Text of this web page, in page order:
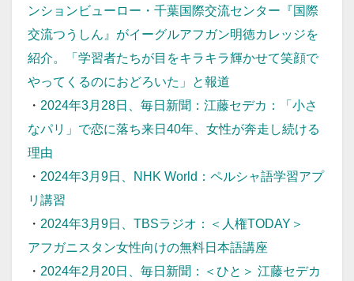
ンションビューロー・千葉国際交流センター『国際
交流つうしん』がイーグルアフガン明徳カレッジを
紹介。「学習者たちが目をキラキラ輝かせて笑顔で
やってくるのにおどろいた」と報道
・ 2024年3月28日、毎日新聞：江藤セデカ：「小さ
なパリ」で恋に落ち来日40年、女性が奔走し続ける
理由
・ 2024年3月9日、NHK World：ペルシャ語学習アプ
リ講習
・ 2024年3月9日、TBSラジオ：＜人権TODAY＞
アフガニスタン女性向けの無料日本語講座
・ 2024年2月20日、毎日新聞：＜ひと＞ 江藤セデカ